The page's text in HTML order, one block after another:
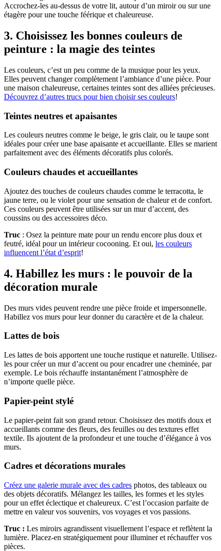
Accrochez-les au-dessus de votre lit, autour d’un miroir ou sur une
étagère pour une touche féérique et chaleureuse.
3. Choisissez les bonnes couleurs de
peinture : la magie des teintes
Les couleurs, c’est un peu comme de la musique pour les yeux.
Elles peuvent changer complètement l’ambiance d’une pièce. Pour
une maison chaleureuse, certaines teintes sont des alliées précieuses.
Découvrez d’autres trucs pour bien choisir ses couleurs!
Teintes neutres et apaisantes
Les couleurs neutres comme le beige, le gris clair, ou le taupe sont
idéales pour créer une base apaisante et accueillante. Elles se marient
parfaitement avec des éléments décoratifs plus colorés.
Couleurs chaudes et accueillantes
Ajoutez des touches de couleurs chaudes comme le terracotta, le
jaune terre, ou le violet pour une sensation de chaleur et de confort.
Ces couleurs peuvent être utilisées sur un mur d’accent, des
coussins ou des accessoires déco.
Truc : Osez la peinture mate pour un rendu encore plus doux et
feutré, idéal pour un intérieur cocooning. Et oui, les couleurs
influencent l’état d’esprit!
4. Habillez les murs : le pouvoir de la
décoration murale
Des murs vides peuvent rendre une pièce froide et impersonnelle.
Habillez vos murs pour leur donner du caractère et de la chaleur.
Lattes de bois
Les lattes de bois apportent une touche rustique et naturelle. Utilisez-
les pour créer un mur d’accent ou pour encadrer une cheminée, par
exemple. Le bois réchauffe instantanément l’atmosphère de
n’importe quelle pièce.
Papier-peint stylé
Le papier-peint fait son grand retour. Choisissez des motifs doux et
accueillants comme des fleurs, des feuilles ou des textures effet
textile. Ils ajoutent de la profondeur et une touche d’élégance à vos
murs.
Cadres et décorations murales
Créez une galerie murale avec des cadres photos, des tableaux ou
des objets décoratifs. Mélangez les tailles, les formes et les styles
pour un effet éclectique et chaleureux. C’est l’occasion parfaite de
mettre en valeur vos souvenirs, vos voyages et vos passions.
Truc : Les miroirs agrandissent visuellement l’espace et reflètent la
lumière. Placez-en stratégiquement pour illuminer et réchauffer vos
pièces.